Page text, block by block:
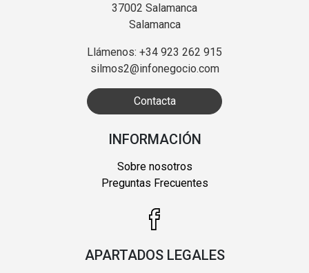
37002 Salamanca
Salamanca
Llámenos: +34 923 262 915
silmos2@infonegocio.com
Contacta
INFORMACIÓN
Sobre nosotros
Preguntas Frecuentes
APARTADOS LEGALES